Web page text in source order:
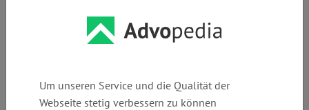
Rechtsanwalt JÜRGEN JOBST
Telefon: E-Mail:
Um unseren Service und die Qualität der
Webseite stetig verbessern zu können